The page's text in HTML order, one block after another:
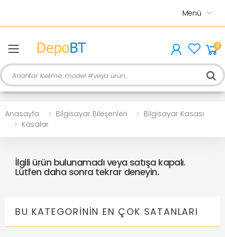
Menü
menu 0
Ara
Anasayfa Bilgisayar Bileşenleri
Bilgisayar Kasası
Kasalar
İlgili ürün bulunamadı veya satışa kapalı.
Lütfen daha sonra tekrar deneyin.
BU KATEGORININ EN ÇOK SATANLARI